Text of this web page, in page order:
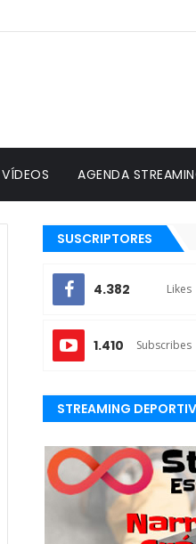
VÍDEOS AGENDA
SUSCRIPTORES
4.382 Likes
1.410 Subscribes
STREAMING